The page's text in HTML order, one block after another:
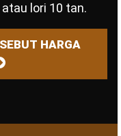
lori 10 tan.
HARGA